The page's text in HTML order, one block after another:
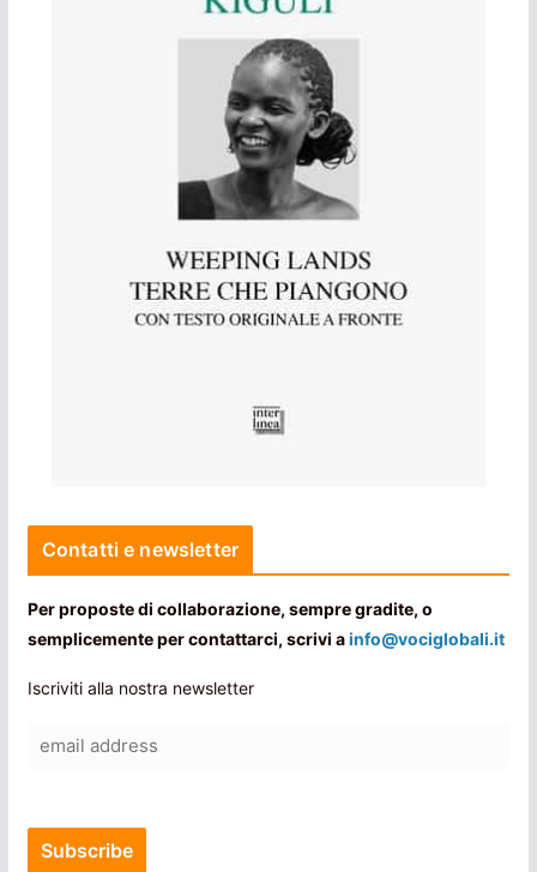
Contatti e newsletter
Per proposte di collaborazione, sempre gradite, o
semplicemente per contattarci, scrivi ainfo@vociglobali.it
Iscriviti alla nostra newsletter